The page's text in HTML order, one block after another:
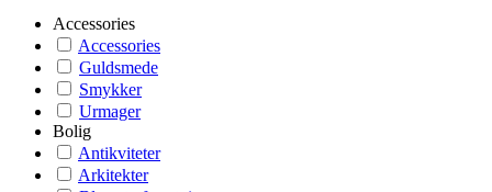
Accessories
Accessories
Guldsmede
Smykker
Urmager
Bolig
Antikviteter
Arkitekter